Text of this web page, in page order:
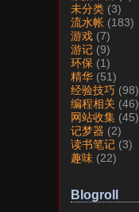
未分类 (3)
流水帐 (183)
游戏 (7)
游记 (9)
环保 (1)
精华 (51)
经验技巧 (98)
编程相关 (46)
网站收集 (45)
记梦器 (2)
读书笔记 (3)
趣味 (22)
Blogroll